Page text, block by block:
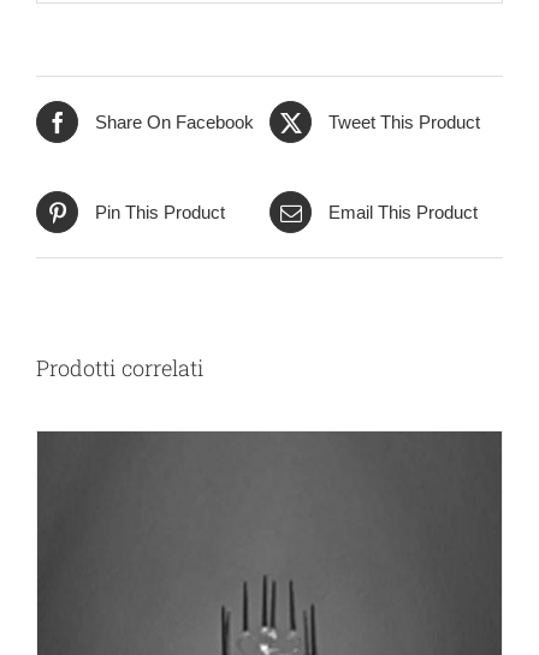
Share On Facebook Tweet This Product
Pin This Product Email This Product
Prodotti correlati